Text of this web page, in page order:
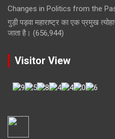
Changes in Politics from the
गुड़ी पड़वा महाराष्ट्र का एक प्रमुख
जाता है। (656,944)
Visitor View